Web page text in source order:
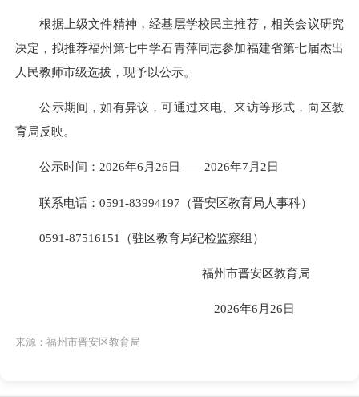
根据上级文件精神，经基层学校民主推荐，相关会议研究
决定，拟推荐福州第七中学石青萍同志参加福建省第七届杰出
人民教师市级选拔，现予以公示。
公示期间，如有异议，可通过来电、来访等形式，向区教
育局反映。
公示时间：2026年6月26日——2026年7月2日
联系电话：0591-83994197（晋安区教育局人事科）
0591-87516151（驻区教育局纪检监察组）
福州市晋安区教育局
2026年6月26日
来源：福州市晋安区教育局